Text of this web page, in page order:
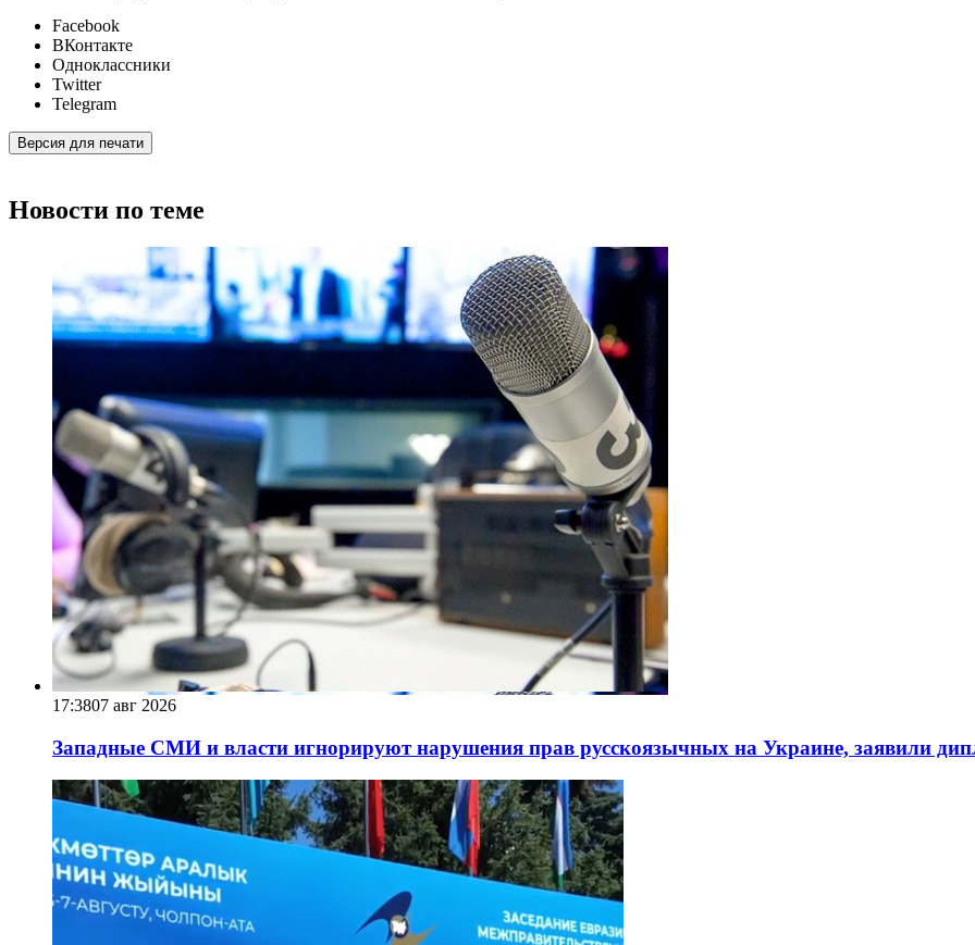
Facebook
ВКонтакте
Одноклассники
Twitter
Telegram
Версия для печати
Новости по теме
17:3807 авг 2026
Западные СМИ и власти игнорируют нарушения прав русскоязычных на Украине, заявили